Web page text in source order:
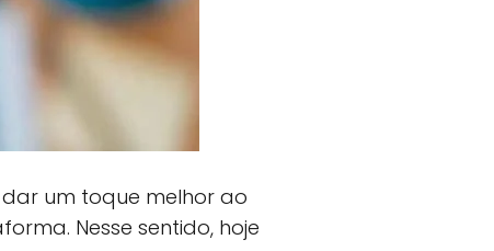
dar um toque melhor ao
Nesse sentido, hoje